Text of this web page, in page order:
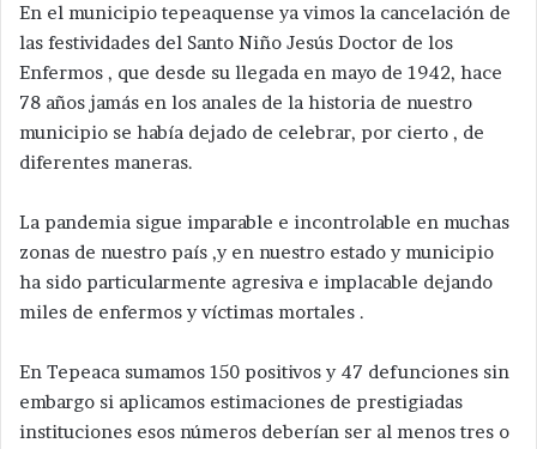
En el municipio tepeaquense ya vimos la cancelación de
las festividades del Santo Niño Jesús Doctor de los
Enfermos , que desde su llegada en mayo de 1942, hace
78 años jamás en los anales de la historia de nuestro
municipio se había dejado de celebrar, por cierto , de
diferentes maneras.
La pandemia sigue imparable e incontrolable en muchas
zonas de nuestro país ,y en nuestro estado y municipio
ha sido particularmente agresiva e implacable dejando
miles de enfermos y víctimas mortales .
En Tepeaca sumamos 150 positivos y 47 defunciones sin
embargo si aplicamos estimaciones de prestigiadas
instituciones esos números deberían ser al menos tres o